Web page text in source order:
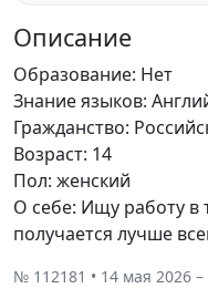
Описание
Образование: Нет
Знание языков:
Гражданство:
Возраст: 14
Пол: женский
О себе: Ищу работу в
получается лучше
№ 112181 • 14 мая 2026